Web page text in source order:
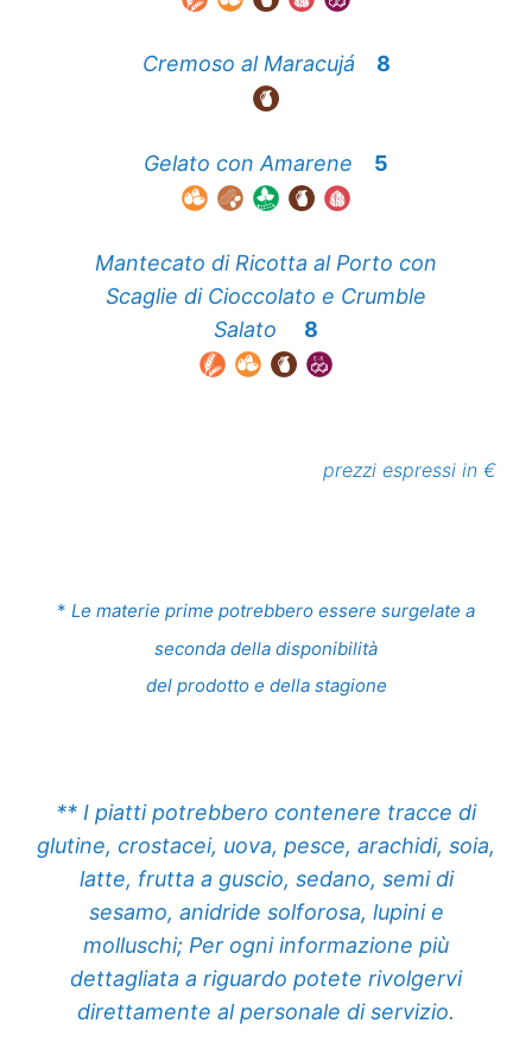
Cremoso al Maracujá 8
Gelato con Amarene 5
Mantecato di Ricotta al Porto con
Scaglie di Cioccolato e Crumble
Salato
8
prezzi espressi in €
* Le materie prime potrebbero essere surgelate a
seconda della disponibilità
del prodotto e della stagione
** I piatti potrebbero contenere tracce di
glutine, crostacei, uova, pesce, arachidi, soia,
latte, frutta a guscio, sedano, semi di
sesamo, anidride solforosa, lupini e
molluschi; Per ogni informazione più
dettagliata a riguardo potete rivolgervi
direttamente al personale di servizio.